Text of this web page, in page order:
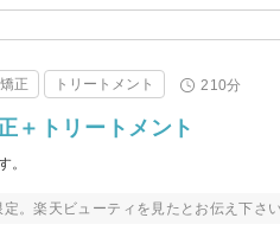
正 トリートメント 210分
＋トリートメント
。
。楽天ビューティを見たとお伝え下さ